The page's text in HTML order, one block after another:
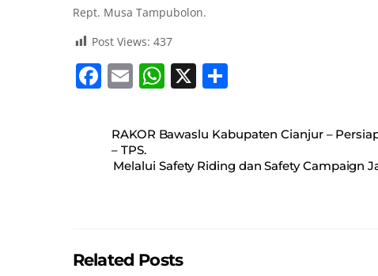
Rept. Musa Tampubolon.
Post Views: 437
F
c
e
b
k
E
ai
l
W
at
s
A
X
ar
RAKOR Bawaslu Kabupaten Cianjur –
– TPS.
Melalui Safety Riding dan Safety Campaign
Related Posts